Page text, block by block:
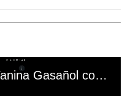
El mal momento de Yanina Gasañol con un hincha argentino en "Subrayado"